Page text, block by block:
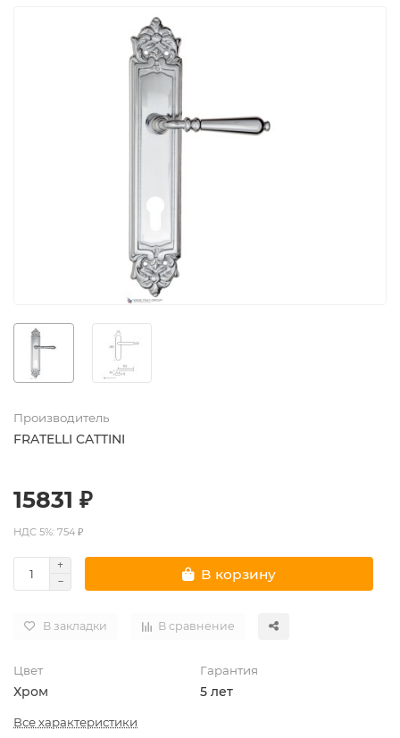
Производитель
FRATELLI CATTINI
15831 ₽
НДС 5%: 754 ₽
В корзину
В закладки В сравнение
Цвет
Хром
Гарантия
5 лет
Все характеристики